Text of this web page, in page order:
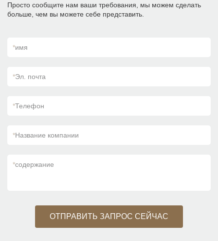
Просто сообщите нам ваши требования, мы можем сделать
больше, чем вы можете себе представить.
*имя
*Эл. почта
*Телефон
*Название компании
*содержание
ОТПРАВИТЬ ЗАПРОС СЕЙЧАС